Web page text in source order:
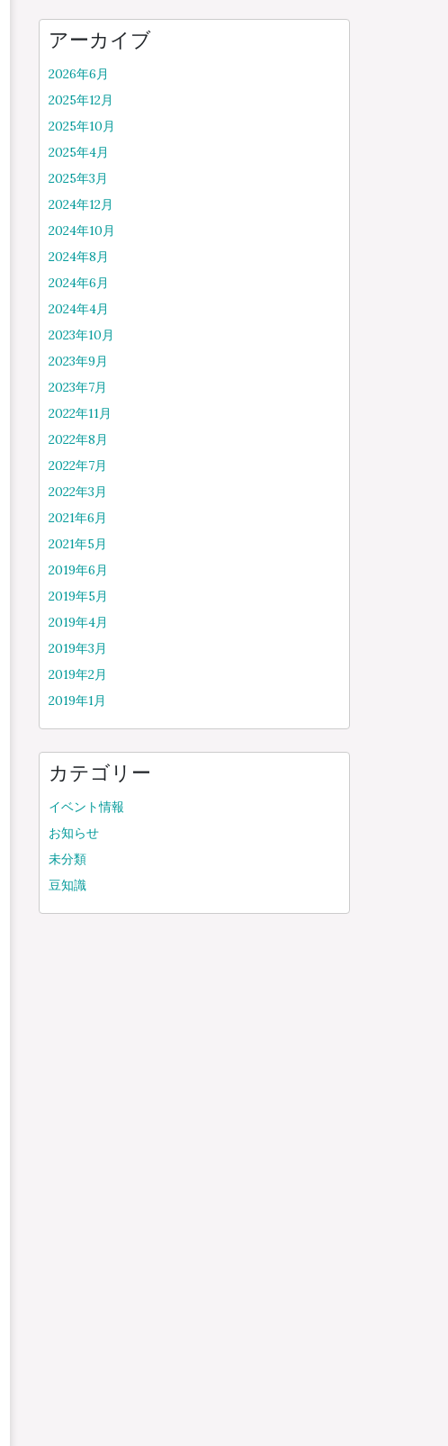
アーカイブ
2026年6月
2025年12月
2025年10月
2025年4月
2025年3月
2024年12月
2024年10月
2024年8月
2024年6月
2024年4月
2023年10月
2023年9月
2023年7月
2022年11月
2022年8月
2022年7月
2022年3月
2021年6月
2021年5月
2019年6月
2019年5月
2019年4月
2019年3月
2019年2月
2019年1月
カテゴリー
イベント情報
お知らせ
未分類
豆知識